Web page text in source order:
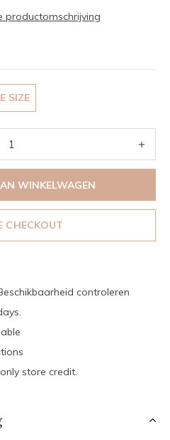
productomschrijving
SIZE
WINKELWAGEN
CHECKOUT
controleren
store credit.